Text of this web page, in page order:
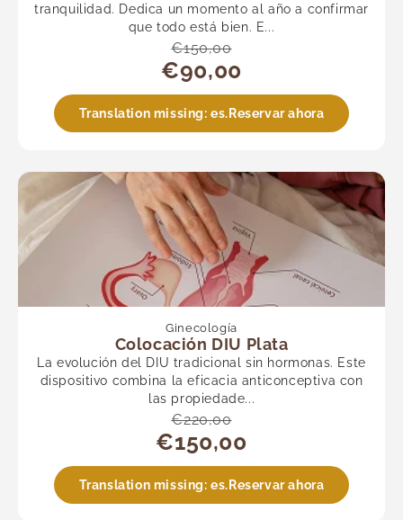
tranquilidad. Dedica un momento al año a confirmar
que todo está bien. E...
€150,00
€90,00
Translation missing: es.Reservar ahora
Ginecología
Colocación DIU Plata
La evolución del DIU tradicional sin hormonas. Este
dispositivo combina la eficacia anticonceptiva con
las propiedade...
€220,00
€150,00
Translation missing: es.Reservar ahora